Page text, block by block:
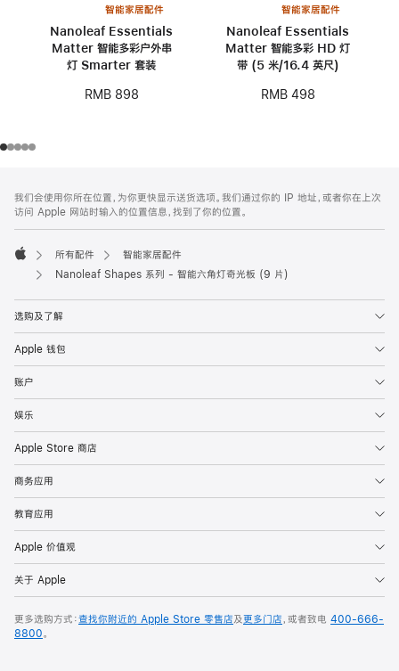
智能家居配件
Nanoleaf Essentials
Matter 智能多彩户外串
灯 Smarter 套装
RMB 898
智能家居配件
Nanoleaf Essentials
Matter 智能多彩 HD 灯
带 (5 米/16.4 英尺)
RMB 498
页
页
脚
注
我们会使用你所在位置，为你更快显示送货选项。我们通过你的 IP 地址，或者你在上次
访问 Apple 网站时输入的位置信息，找到了你的位置。
Apple
所有配件
智能家居配件
Nanoleaf Shapes 系列 - 智能六角灯奇光板 (9 片)
选购及了解
Apple 钱包
账户
娱乐
Apple Store 商店
商务应用
教育应用
Apple 价值观
关于 Apple
更多选购方式：查找你附近的 Apple Store 零售店及更多门店，或者致电 400-666-
8800。